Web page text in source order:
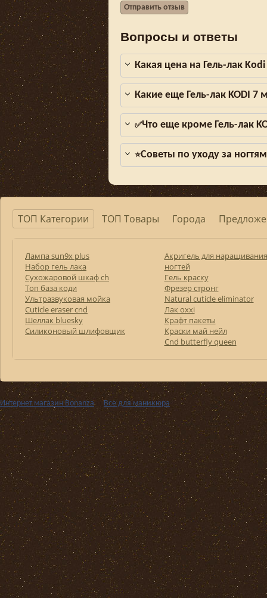
Отправить отзыв
Вопросы и ответы
Какая цена на Гель-лак
Какие еще Гель-лак KODI 7
✅Что еще кроме Гель-лак
⭐Советы по уходу за
ТОП Категории ТОП Товары Города
Лампа sun9x plus
Набор гель лака
Сухожаровой шкаф ch
Топ база коди
Ультразвуковая мойка
Cuticle eraser cnd
Шеллак bluesky
Силиконовый шлифовщик
Акригель для наращивания
ногтей
Гель краску
Фрезер стронг
Natural cuticle eliminator
Лак oxxi
Крафт пакеты
Краски май нейл
Cnd butterfly queen
Интернет магазин Bonanza››Все для маникюра